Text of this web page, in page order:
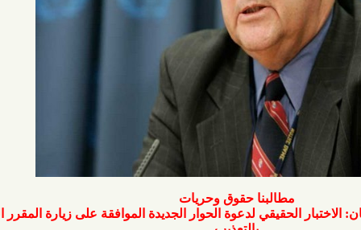
مطالبنا حقوق وحريات
لدعوة الحوار الجديدة الموافقة على زيارة المقرر الخاص